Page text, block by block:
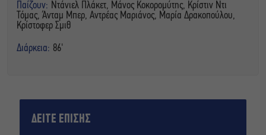
Παίζουν: Ντάνιελ Πλάκετ, Μάνος Κοκορομύτης, Κρίστιν Ντι
Τόμας, Άνταμ Μπερ, Αντρέας Μαριάνος, Μαρία Δρακοπούλου,
Κρίστοφερ Σμιθ
Διάρκεια: 86'
ΔΕΙΤΕ ΕΠΙΣΗΣ